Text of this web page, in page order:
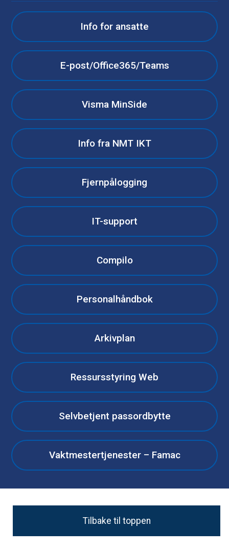
Info for ansatte
E-post/Office365/Teams
Visma MinSide
Info fra NMT IKT
Fjernpålogging
IT-support
Compilo
Personalhåndbok
Arkivplan
Ressursstyring Web
Selvbetjent passordbytte
Vaktmestertjenester – Famac
Tilbake til toppen